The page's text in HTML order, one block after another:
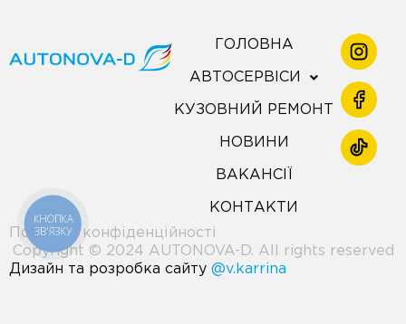
ГОЛОВНА
АВТОСЕРВІСИ
КУЗОВНИЙ РЕМОНТ
НОВИНИ
ВАКАНСІЇ
КОНТАКТИ
Copyright © 2024 AUTONOVA-D. All rights reserved
Політика конфіденційності
Дизайн та розробка сайту @v.karrina
КНОПКА
ЗВ'ЯЗКУ